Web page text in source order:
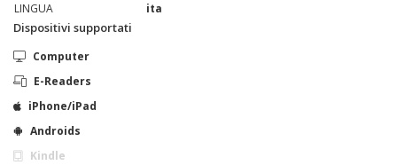
LINGUA
ita
Dispositivi supportati
Computer
E-Readers
iPhone/iPad
Androids
Kindle